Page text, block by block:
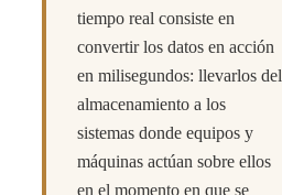
tiempo real consiste en
convertir los datos en acción
en milisegundos: llevarlos del
almacenamiento a los
sistemas donde equipos y
máquinas actúan sobre ellos
en el momento en que se